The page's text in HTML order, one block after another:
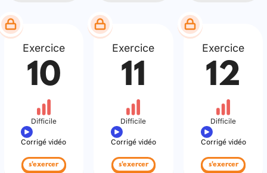
Exercice
10
Difficile
Corrigé vidéo
s'exercer
Exercice
11
Difficile
Corrigé vidéo
s'exercer
Exercice
12
Difficile
Corrigé vidéo
s'exercer